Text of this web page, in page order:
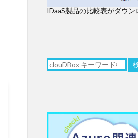
IDaaS製品の比較表がダウン